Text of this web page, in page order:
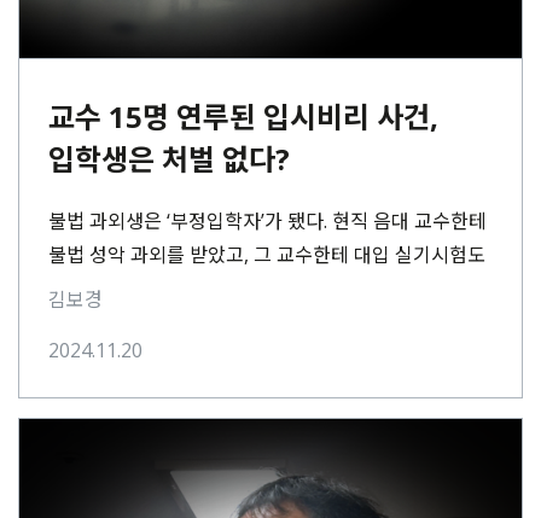
교수 15명 연루된 입시비리 사건,
입학생은 처벌 없다?
불법 과외생은 ‘부정입학자’가 됐다. 현직 음대 교수한테
불법 성악 과외를 받았고, 그 교수한테 대입 실기시험도
치뤘다. 숙명여자대학교 성악과 부정입학자들의
김보경
2024.11.20